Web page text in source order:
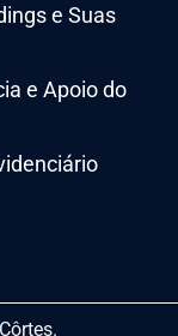
e Suas
e Apoio do